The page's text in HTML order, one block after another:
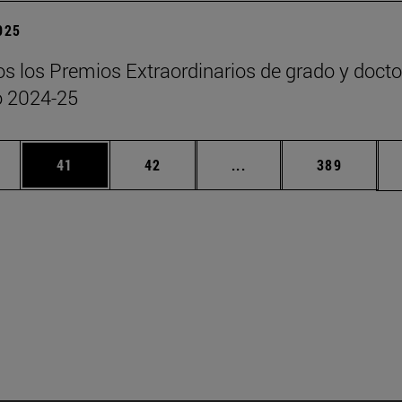
los Premios Extraordinarios de grado y
2024-25
Use TAB para desplazarse.
Página
41 Página
42 ... Páginas intermedias
Página
389